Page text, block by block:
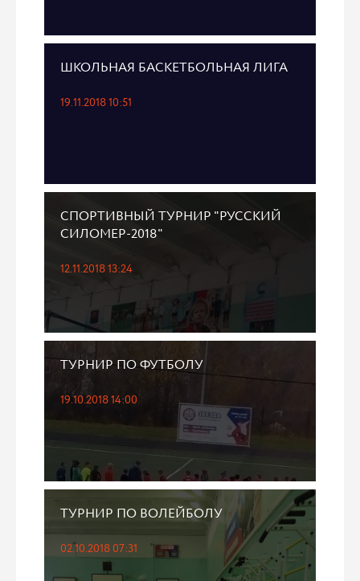
ШКОЛЬНАЯ БАСКЕТБОЛЬНАЯ ЛИГА
19.11.2018 10:51
СПОРТИВНЫЙ ТУРНИР "РУССКИЙ
СИЛОМЕР-2018"
12.11.2018 13:24
ТУРНИР ПО ФУТБОЛУ
19.10.2018 14:00
ТУРНИР ПО ВОЛЕЙБОЛУ
02.10.2018 07:31